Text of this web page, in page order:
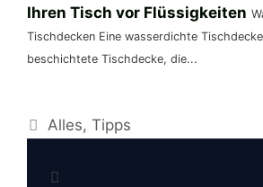
Ihren Tisch vor Flüssigkeiten
Tischdecken Eine wasserdichte
beschichtete Tischdecke, die...
Kategorien
Alles,Tipps
Beitrags-